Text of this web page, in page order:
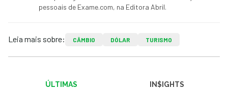
pessoais de Exame.com, na Editora Abril.
Leia mais sobre: CÂMBIO DÓLAR TURISMO
ÚLTIMAS IN$IGHTS